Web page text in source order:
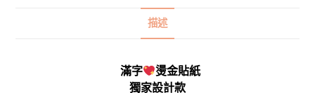
描述
滿字
燙金貼紙
獨家設計款